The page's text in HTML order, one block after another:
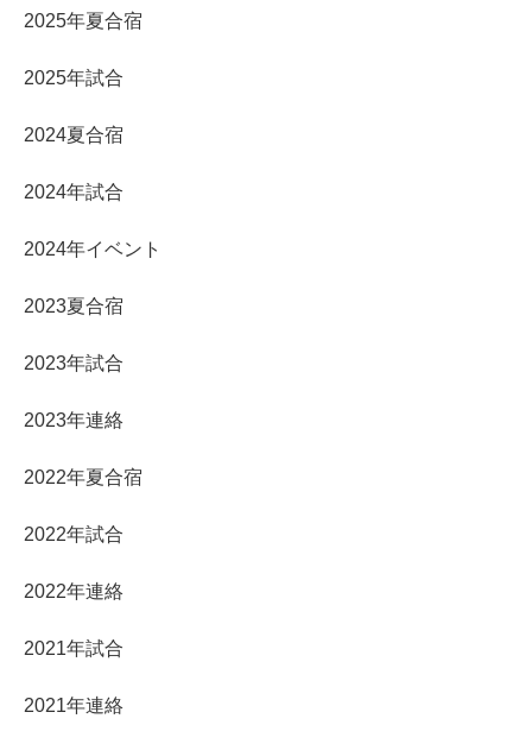
2025年夏合宿
2025年試合
2024夏合宿
2024年試合
2024年イベント
2023夏合宿
2023年試合
2023年連絡
2022年夏合宿
2022年試合
2022年連絡
2021年試合
2021年連絡